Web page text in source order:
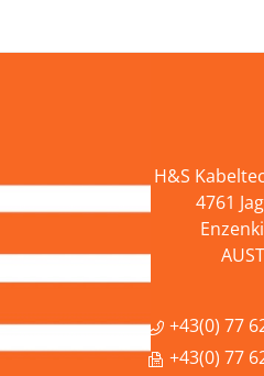
H&S
4761
+43(0) 77
+43(0) 77